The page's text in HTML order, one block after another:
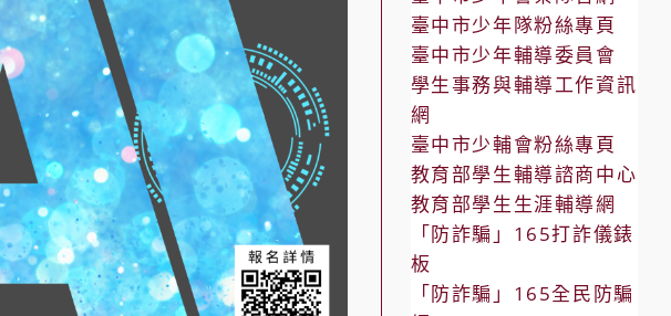
臺中市少年隊粉絲專頁
臺中市少年輔導委員會
學生事務與輔導工作資訊
網
臺中市少輔會粉絲專頁
教育部學生輔導諮商中心
教育部學生生涯輔導網
「防詐騙」165打詐儀錶
板
「防詐騙」165全民防騙